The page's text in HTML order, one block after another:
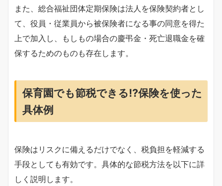
また、総合福祉団体定期保険は法人を保険契約者とし
て、役員・従業員から被保険者になる事の同意を得た
上で加入し、もしもの場合の慶弔金・死亡退職金を確
保するためのものも存在します。
保育園でも節税できる⁉保険を使った
具体例
保険はリスクに備えるだけでなく、税負担を軽減する
手段としても有効です。具体的な節税方法を以下に詳
しく説明します。